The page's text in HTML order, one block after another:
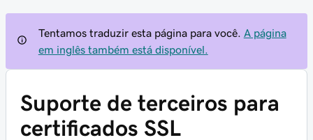
Tentamos traduzir esta página para você.
A página
em inglês também está disponível.
Suporte de terceiros para
certificados SSL